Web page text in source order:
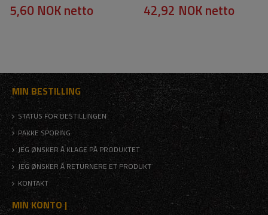
5,60 NOKnetto 42,92 NOKnetto
MIN BESTILLING
STATUS FOR BESTILLINGEN
PAKKE SPORING
JEG ØNSKER Å KLAGE PÅ PRODUKTET
JEG ØNSKER Å RETURNERE ET PRODUKT
KONTAKT
MIN KONTO |